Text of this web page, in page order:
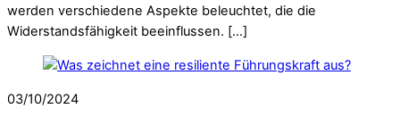
werden verschiedene Aspekte beleuchtet, die die
Widerstandsfähigkeit beeinflussen. […]
03/10/2024